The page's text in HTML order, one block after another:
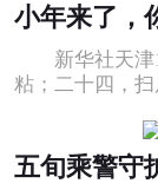
小年来了，
新华社天津1
粘；二十四，
五旬乘警守